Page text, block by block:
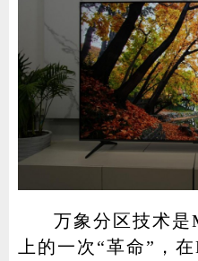
万象分区技术
上的一次“革命”，